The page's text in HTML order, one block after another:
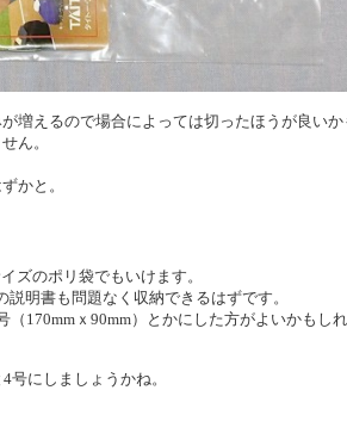
増えるので場合によっては切ったほうが良いか
ん。
かと。
ズのポリ袋でもいけます。
明書も問題なく収納できるはずです。
170mmｘ90mm）とかにした方がよいかもしれ
号にしましょうかね。